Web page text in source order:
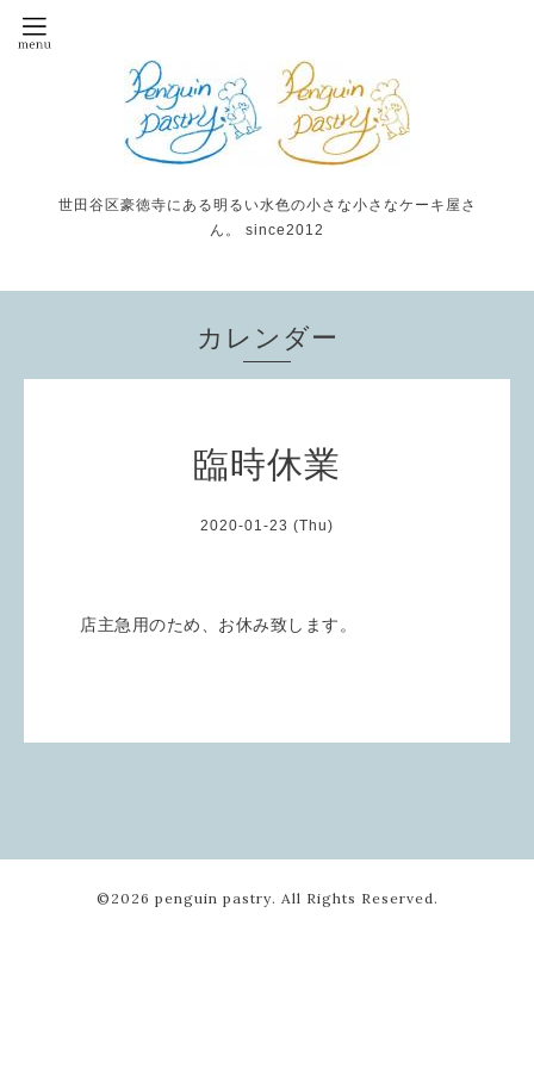
世田谷区豪徳寺にある明るい水色の小さな小さなケーキ屋さ
ん。 since2012
カレンダー
臨時休業
2020-01-23 (Thu)
店主急用のため、お休み致します。
©2026 penguin pastry. All Rights Reserved.